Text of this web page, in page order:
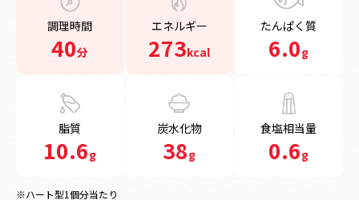
調理時間
40分
エネルギー
273kcal
たんぱく質
6.0g
脂質
10.6g
炭水化物
38g
食塩相当量
0.6g
※ハート型1個分当たり